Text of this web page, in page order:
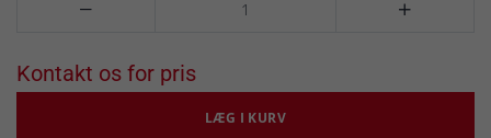
 
Kontakt os for pris
LÆG I KURV